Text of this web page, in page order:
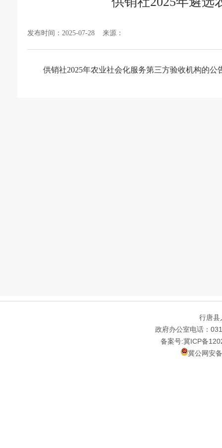
发布时间：2025-07-28 来源：
供销社2025年农业社会化服务第三方验收机构的公